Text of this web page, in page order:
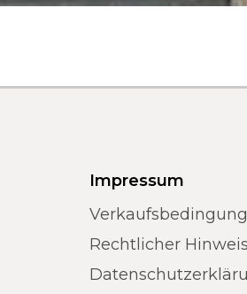
Impressum
Rechtlicher Hinweis